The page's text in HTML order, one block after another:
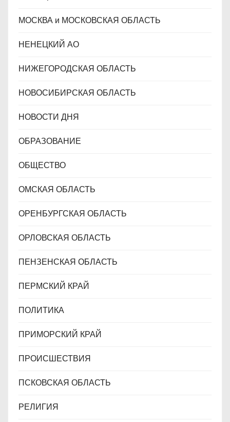
МОСКВА и МОСКОВСКАЯ ОБЛАСТЬ
НЕНЕЦКИЙ АО
НИЖЕГОРОДСКАЯ ОБЛАСТЬ
НОВОСИБИРСКАЯ ОБЛАСТЬ
НОВОСТИ ДНЯ
ОБРАЗОВАНИЕ
ОБЩЕСТВО
ОМСКАЯ ОБЛАСТЬ
ОРЕНБУРГСКАЯ ОБЛАСТЬ
ОРЛОВСКАЯ ОБЛАСТЬ
ПЕНЗЕНСКАЯ ОБЛАСТЬ
ПЕРМСКИЙ КРАЙ
ПОЛИТИКА
ПРИМОРСКИЙ КРАЙ
ПРОИСШЕСТВИЯ
ПСКОВСКАЯ ОБЛАСТЬ
РЕЛИГИЯ